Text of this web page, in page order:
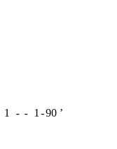
1 - - 1 -90 ʼ